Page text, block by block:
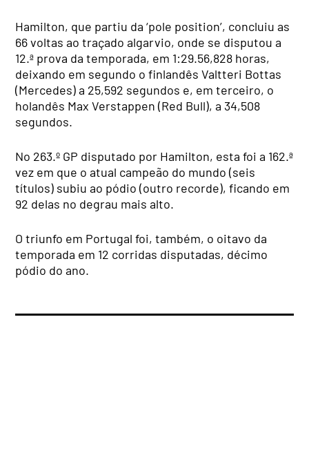
Hamilton, que partiu da ‘pole position’, concluiu as
66 voltas ao traçado algarvio, onde se disputou a
12.ª prova da temporada, em 1:29.56,828 horas,
deixando em segundo o finlandês Valtteri Bottas
(Mercedes) a 25,592 segundos e, em terceiro, o
holandês Max Verstappen (Red Bull), a 34,508
segundos.
No 263.º GP disputado por Hamilton, esta foi a 162.ª
vez em que o atual campeão do mundo (seis
títulos) subiu ao pódio (outro recorde), ficando em
92 delas no degrau mais alto.
O triunfo em Portugal foi, também, o oitavo da
temporada em 12 corridas disputadas, décimo
pódio do ano.